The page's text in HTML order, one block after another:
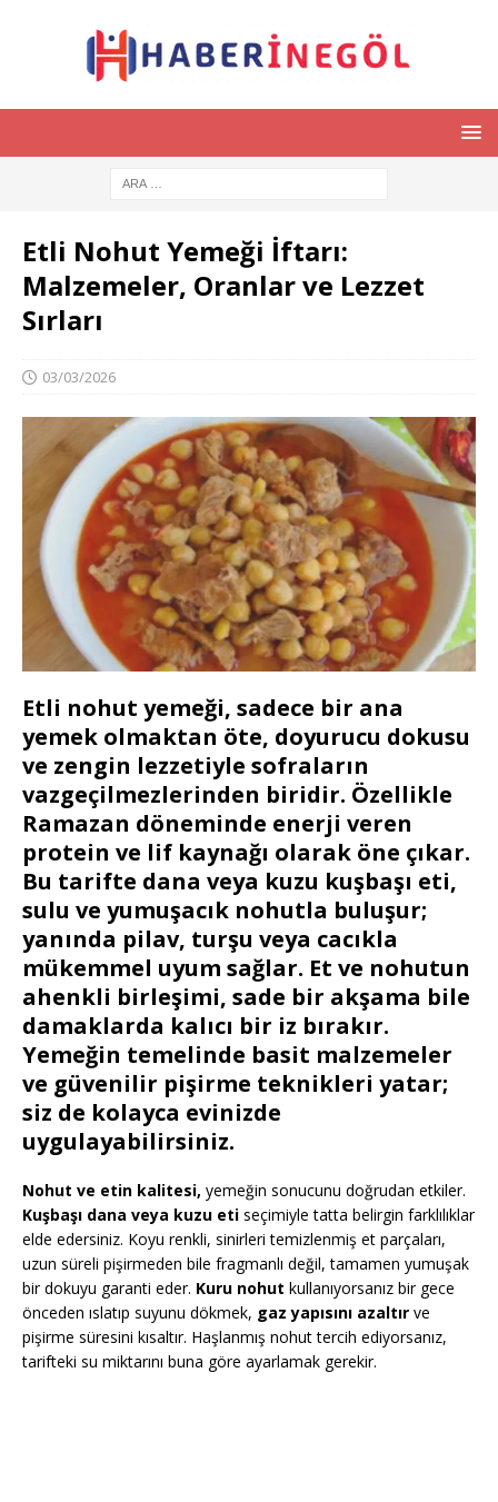
Etli Nohut Yemeği İftarı:
Malzemeler, Oranlar ve Lezzet
Sırları
03/03/2026
Etli nohut yemeği, sadece bir ana
yemek olmaktan öte, doyurucu dokusu
ve zengin lezzetiyle sofraların
vazgeçilmezlerinden biridir. Özellikle
Ramazan döneminde enerji veren
protein ve lif kaynağı olarak öne çıkar.
Bu tarifte dana veya kuzu kuşbaşı eti,
sulu ve yumuşacık nohutla buluşur;
yanında pilav, turşu veya cacıkla
mükemmel uyum sağlar. Et ve nohutun
ahenkli birleşimi, sade bir akşama bile
damaklarda kalıcı bir iz bırakır.
Yemeğin temelinde basit malzemeler
ve güvenilir pişirme teknikleri yatar;
siz de kolayca evinizde
uygulayabilirsiniz.
Nohut ve etin kalitesi, yemeğin sonucunu doğrudan etkiler.
Kuşbaşı dana veya kuzu eti seçimiyle tatta belirgin farklılıklar
elde edersiniz. Koyu renkli, sinirleri temizlenmiş et parçaları,
uzun süreli pişirmeden bile fragmanlı değil, tamamen yumuşak
bir dokuyu garanti eder. Kuru nohut kullanıyorsanız bir gece
önceden ıslatıp suyunu dökmek, gaz yapısını azaltır ve
pişirme süresini kısaltır. Haşlanmış nohut tercih ediyorsanız,
tarifteki su miktarını buna göre ayarlamak gerekir.